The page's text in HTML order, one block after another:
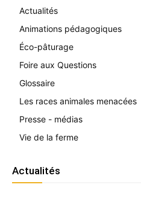
Actualités
Animations pédagogiques
Éco-pâturage
Foire aux Questions
Glossaire
Les races animales menacées
Presse - médias
Vie de la ferme
Actualités